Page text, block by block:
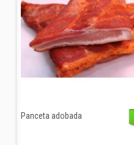
Panceta adobada